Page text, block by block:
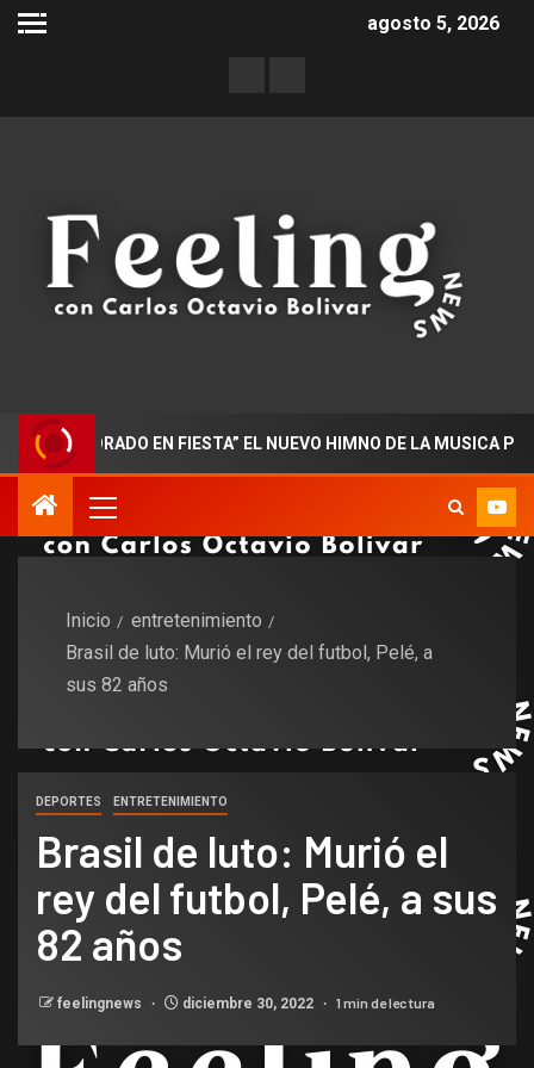
agosto 5, 2026
EN FIESTA” EL NUEVO HIMNO DE LA MUSICA POPULAR
Inicio
entretenimiento
Brasil de luto: Murió el rey del futbol, Pelé, a
sus 82 años
DEPORTES ENTRETENIMIENTO
Brasil de luto: Murió el
rey del futbol, Pelé, a sus
82 años
feelingnews diciembre 30, 2022 1 min de lectura